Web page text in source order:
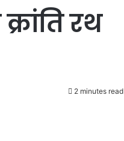
रथ
2 minutes read